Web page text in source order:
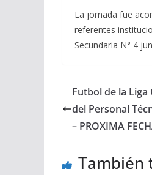
La jornada fue
referentes
Secundaria N° 4
Futbol de la
del Personal
– PROXIMA
También